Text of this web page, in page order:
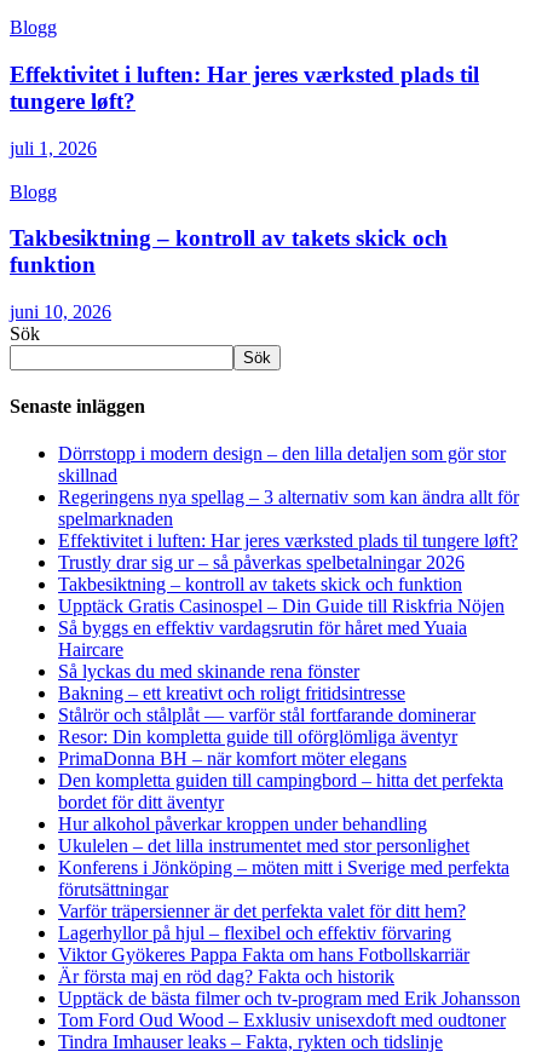
Blogg
Effektivitet i luften: Har jeres værksted plads til
tungere løft?
juli 1, 2026
Blogg
Takbesiktning – kontroll av takets skick och
funktion
juni 10, 2026
Sök
Sök
Senaste inläggen
Dörrstopp i modern design – den lilla detaljen som gör stor
skillnad
Regeringens nya spellag – 3 alternativ som kan ändra allt för
spelmarknaden
Effektivitet i luften: Har jeres værksted plads til tungere løft?
Trustly drar sig ur – så påverkas spelbetalningar 2026
Takbesiktning – kontroll av takets skick och funktion
Upptäck Gratis Casinospel – Din Guide till Riskfria Nöjen
Så byggs en effektiv vardagsrutin för håret med Yuaia
Haircare
Så lyckas du med skinande rena fönster
Bakning – ett kreativt och roligt fritidsintresse
Stålrör och stålplåt — varför stål fortfarande dominerar
Resor: Din kompletta guide till oförglömliga äventyr
PrimaDonna BH – när komfort möter elegans
Den kompletta guiden till campingbord – hitta det perfekta
bordet för ditt äventyr
Hur alkohol påverkar kroppen under behandling
Ukulelen – det lilla instrumentet med stor personlighet
Konferens i Jönköping – möten mitt i Sverige med perfekta
förutsättningar
Varför träpersienner är det perfekta valet för ditt hem?
Lagerhyllor på hjul – flexibel och effektiv förvaring
Viktor Gyökeres Pappa Fakta om hans Fotbollskarriär
Är första maj en röd dag? Fakta och historik
Upptäck de bästa filmer och tv-program med Erik Johansson
Tom Ford Oud Wood – Exklusiv unisexdoft med oudtoner
Tindra Imhauser leaks – Fakta, rykten och tidslinje